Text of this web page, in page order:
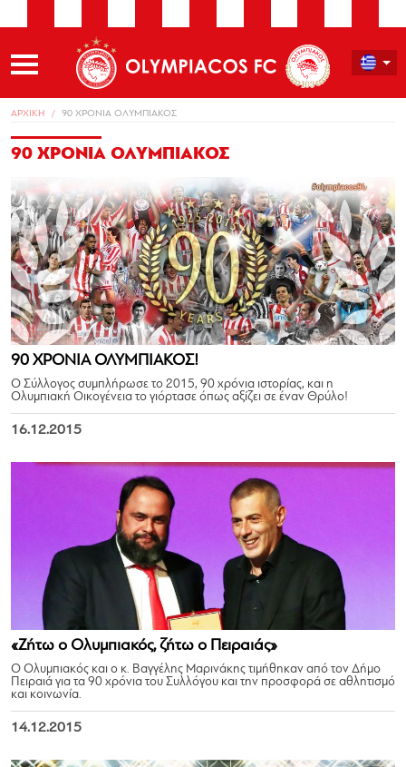
ΑΡΧΙΚΗ 90 ΧΡΟΝΙΑ ΟΛΥΜΠΙΑΚΟΣ
90 ΧΡΟΝΙΑ ΟΛΥΜΠΙΑΚΟΣ
90 ΧΡΟΝΙΑ ΟΛΥΜΠΙΑΚΟΣ!
Ο Σύλλογος συμπλήρωσε το 2015, 90 χρόνια ιστορίας, και η
Ολυμπιακή Οικογένεια το γιόρτασε όπως αξίζει σε έναν Θρύλο!
16.12.2015
«Ζήτω ο Ολυμπιακός, ζήτω ο Πειραιάς»
Ο Ολυμπιακός και ο κ. Βαγγέλης Μαρινάκης τιμήθηκαν από τον Δήμο
Πειραιά για τα 90 χρόνια του Συλλόγου και την προσφορά σε αθλητισμό
και κοινωνία.
14.12.2015